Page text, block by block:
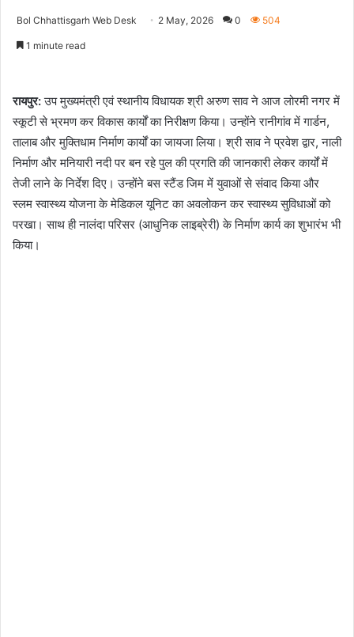
Bol Chhattisgarh Web Desk 2 May, 2026 0 504
1 minute read
रायपुर:उप मुख्यमंत्री एवं स्थानीय विधायक श्री अरुण साव ने आज लोरमी नगर में
स्कूटी से भ्रमण कर विकास कार्यों का निरीक्षण किया। उन्होंने रानीगांव में गार्डन,
तालाब और मुक्तिधाम निर्माण कार्यों का जायजा लिया। श्री साव ने प्रवेश द्वार, नाली
निर्माण और मनियारी नदी पर बन रहे पुल की प्रगति की जानकारी लेकर कार्यों में
तेजी लाने के निर्देश दिए। उन्होंने बस स्टैंड जिम में युवाओं से संवाद किया और
स्लम स्वास्थ्य योजना के मेडिकल यूनिट का अवलोकन कर स्वास्थ्य सुविधाओं को
परखा। साथ ही नालंदा परिसर (आधुनिक लाइब्रेरी) के निर्माण कार्य का शुभारंभ भी
किया।